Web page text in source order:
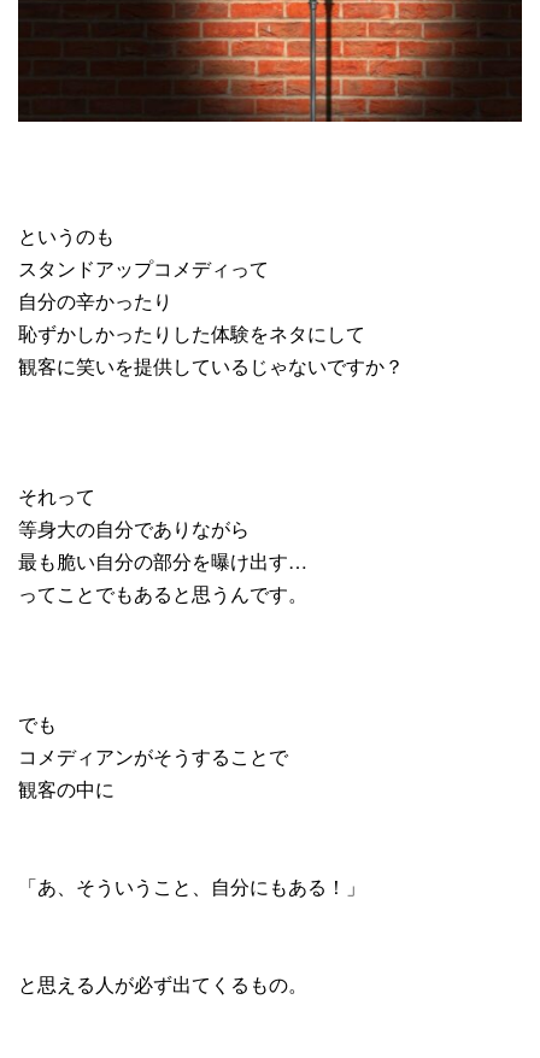
というのも
スタンドアップコメディって
自分の辛かったり
恥ずかしかったりした体験をネタにして
観客に笑いを提供しているじゃないですか？
それって
等身大の自分でありながら
最も脆い自分の部分を曝け出す…
ってことでもあると思うんです。
でも
コメディアンがそうすることで
観客の中に
「あ、そういうこと、自分にもある！」
と思える人が必ず出てくるもの。